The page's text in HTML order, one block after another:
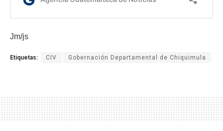
Jm/js
Etiquetas: CIV Gobernación Departamental de Chiquimula